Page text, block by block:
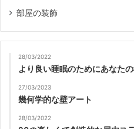
部屋の装飾
28/03/2022
より良い睡眠のためにあなた
27/03/2023
幾何学的な壁アート
28/03/2022